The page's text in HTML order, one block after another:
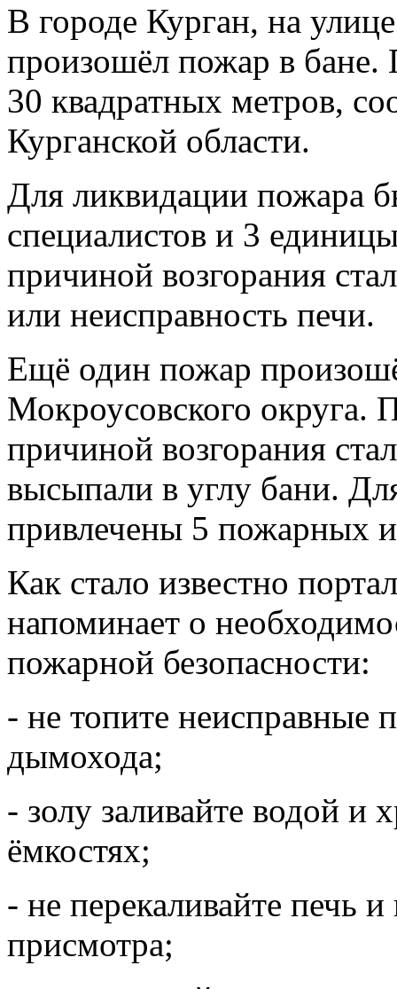
В городе Курган, на
произошёл пожар в бане.
30 квадратных метров,
Курганской области.
Для ликвидации пожара
специалистов и 3
причиной возгорания
или неисправность печи.
Ещё один пожар
Мокроусовского округа.
причиной возгорания
высыпали в углу бани.
привлечены 5 пожарных
Как стало известно
напоминает о
пожарной безопасности:
- не топите неисправные
дымохода;
- золу заливайте водой и
ёмкостях;
- не перекаливайте печь и
присмотра;